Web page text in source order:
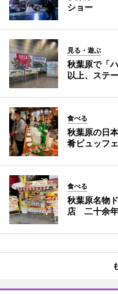
ショー
見る・遊ぶ
秋葉原で「
以上、ステ
食べる
秋葉原の日
肴ビュッフ
食べる
秋葉原名物
店 二十余